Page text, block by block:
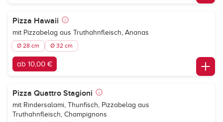
Pizza Hawaii
mit Pizzabelag aus Truthahnfleisch, Ananas
Ø 28 cm Ø 32 cm
ab 10,00 €
Pizza Quattro Stagioni
mit Rindersalami, Thunfisch, Pizzabelag aus
Truthahnfleisch, Champignons